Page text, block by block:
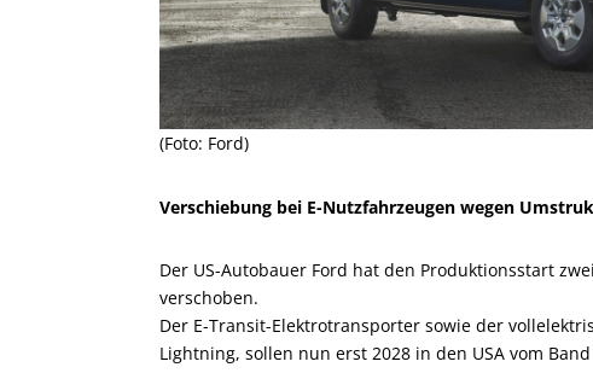
(Foto: Ford)
Verschiebung bei E-Nutzfahrzeugen wegen
Der US-Autobauer Ford hat den Produktionsstart
verschoben.
Der E-Transit-Elektrotransporter sowie der
Lightning, sollen nun erst 2028 in den USA vom